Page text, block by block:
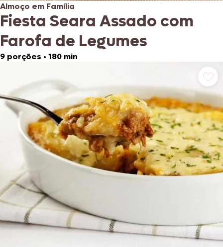
Almoço em Família
Fiesta Seara Assado com
Farofa de Legumes
9 porções • 180 min